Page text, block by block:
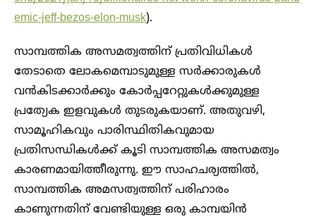
emic-jeff-bezos-elon-musk).
സാമ്പത്തിക അസമത്വത്തിന് പ്രതിവിധികൾ
തേടാതെ ലോകമെമ്പാടുമുള്ള സർക്കാരുകൾ
വൻകിടക്കാർക്കും കോർപ്പറേറ്റുകൾക്കുമുള്ള
പ്രത്യേക ഇളവുകൾ തുടരുകയാണ്. അതുവഴി,
സാമൂഹികവും പാരിസ്ഥിതികവുമായ
പ്രതിസന്ധികൾക്ക് കൂടി സാമ്പത്തിക അസമത്വം
കാരണമായിത്തീരുന്നു. ഈ സാഹചര്യത്തിൽ,
സാമ്പത്തിക അമസത്വത്തിന് പരിഹാരം
കാണുന്നതിന് വേണ്ടിയുള്ള ഒരു കാമ്പയിൻ